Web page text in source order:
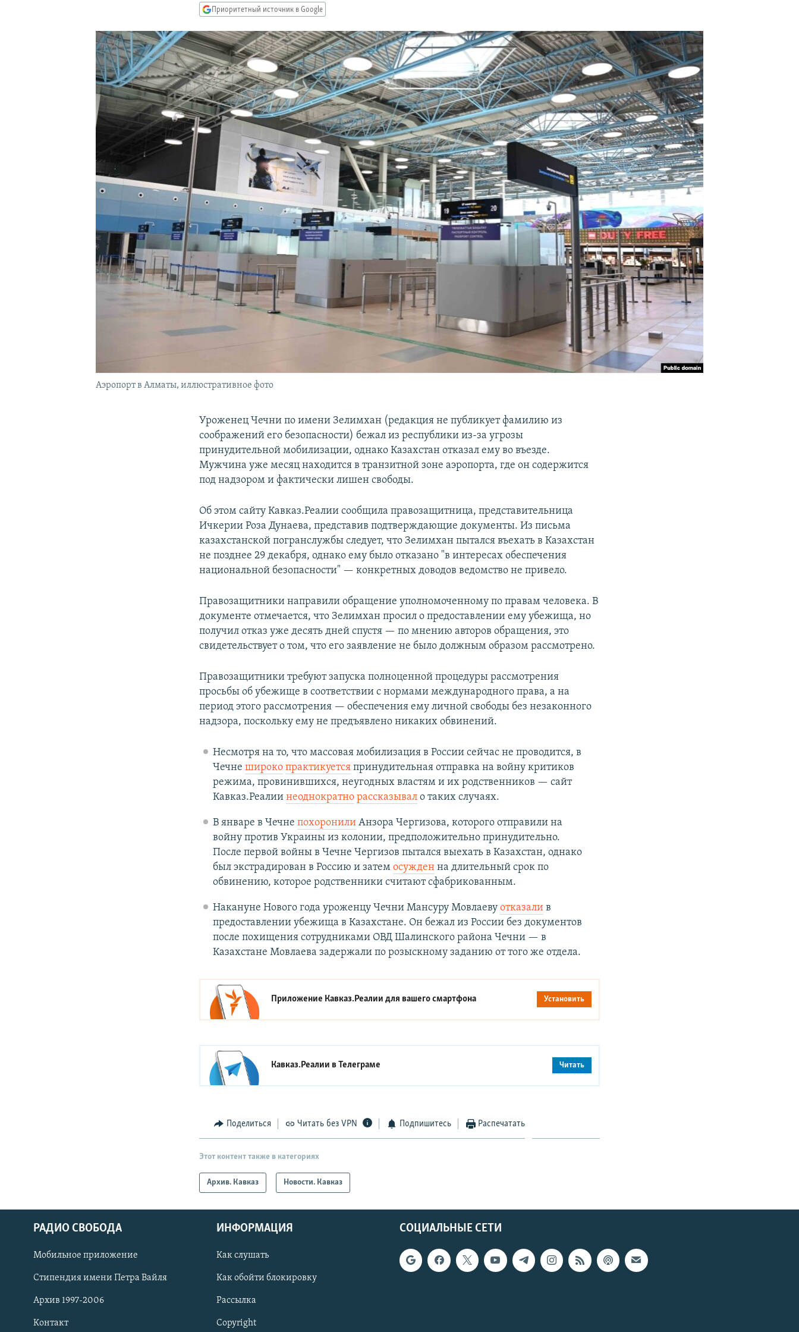
СОЦИАЛЬНЫЕ СЕТИ
Приоритетный источник в Google
Аэропорт в Алматы, иллюстративное фото
Уроженец Чечни по имени Зелимхан (редакция не публикует фамилию из
соображений его безопасности) бежал из республики из-за угрозы
принудительной мобилизации, однако Казахстан отказал ему во въезде.
Мужчина уже месяц находится в транзитной зоне аэропорта, где он содержится
под надзором и фактически лишен свободы.
Об этом сайту Кавказ.Реалии сообщила правозащитница, представительница
Ичкерии Роза Дунаева, представив подтверждающие документы. Из письма
казахстанской погранслужбы следует, что Зелимхан пытался въехать в Казахстан
не позднее 29 декабря, однако ему было отказано "в интересах обеспечения
национальной безопасности" — конкретных доводов ведомство не привело.
Правозащитники направили обращение уполномоченному по правам человека. В
документе отмечается, что Зелимхан просил о предоставлении ему убежища, но
получил отказ уже десять дней спустя — по мнению авторов обращения, это
свидетельствует о том, что его заявление не было должным образом рассмотрено.
Правозащитники требуют запуска полноценной процедуры рассмотрения
просьбы об убежище в соответствии с нормами международного права, а на
период этого рассмотрения — обеспечения ему личной свободы без незаконного
надзора, поскольку ему не предъявлено никаких обвинений.
Несмотря на то, что массовая мобилизация в России сейчас не проводится, в
Чечне широко практикуетсяпринудительная отправка на войну критиков
режима, провинившихся, неугодных властям и их родственников — сайт
Кавказ.Реалии неоднократно рассказывало таких случаях.
В январе в Чечне похоронилиАнзора Чергизова, которого отправили на
войну против Украины из колонии, предположительно принудительно.
После первой войны в Чечне Чергизов пытался выехать в Казахстан, однако
был экстрадирован в Россию и затем осужденна длительный срок по
обвинению, которое родственники считают сфабрикованным.
Накануне Нового года уроженцу Чечни Мансуру Мовлаеву отказалив
предоставлении убежища в Казахстане. Он бежал из России без документов
после похищения сотрудниками ОВД Шалинского района Чечни — в
Казахстане Мовлаева задержали по розыскному заданию от того же отдела.
Приложение Кавказ.Реалии для вашего смартфона Установить
Кавказ.Реалии вТелеграме Читать
Поделиться Читать без VPN Подпишитесь Распечатать
Этот контент также в категориях
Архив. Кавказ Новости. Кавказ
СОЦИАЛЬНЫЕ СЕТИ
РАДИО СВОБОДА
Мобильное приложение
Стипендия имени Петра Вайля
Архив 1997-2006
Контакт
ИНФОРМАЦИЯ
Как слушать
Как обойти блокировку
Рассылка
Copyright